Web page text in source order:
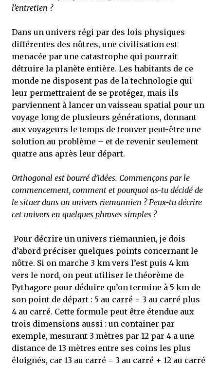
l’entretien ?
Dans un univers régi par des lois physiques
différentes des nôtres, une civilisation est
menacée par une catastrophe qui pourrait
détruire la planète entière. Les habitants de ce
monde ne disposent pas de la technologie qui
leur permettraient de se protéger, mais ils
parviennent à lancer un vaisseau spatial pour un
voyage long de plusieurs générations, donnant
aux voyageurs le temps de trouver peut-être une
solution au problème – et de revenir seulement
quatre ans après leur départ.
Orthogonal est bourré d’idées. Commençons par le
commencement, comment et pourquoi as-tu décidé de
le situer dans un univers riemannien ? Peux-tu décrire
cet univers en quelques phrases simples ?
Pour décrire un univers riemannien, je dois
d’abord préciser quelques points concernant le
nôtre. Si on marche 3 km vers l’est puis 4 km
vers le nord, on peut utiliser le théorème de
Pythagore pour déduire qu’on termine à 5 km de
son point de départ : 5 au carré = 3 au carré plus
4 au carré. Cette formule peut être étendue aux
trois dimensions aussi : un container par
exemple, mesurant 3 mètres par 12 par 4 a une
distance de 13 mètres entre ses coins les plus
éloignés, car 13 au carré = 3 au carré + 12 au carré